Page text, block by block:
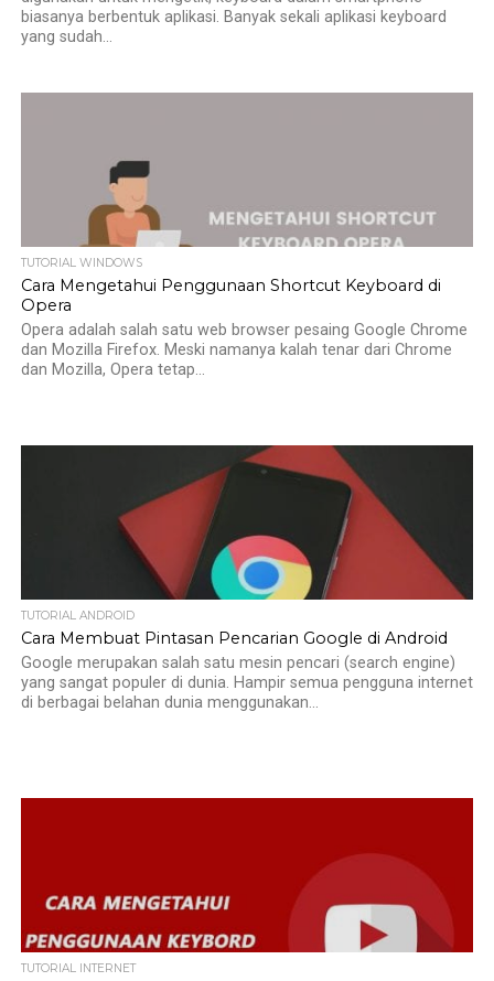
biasanya berbentuk aplikasi. Banyak sekali aplikasi keyboard
yang sudah...
TUTORIAL WINDOWS
Cara Mengetahui Penggunaan Shortcut Keyboard di
Opera
Opera adalah salah satu web browser pesaing Google Chrome
dan Mozilla Firefox. Meski namanya kalah tenar dari Chrome
dan Mozilla, Opera tetap...
TUTORIAL ANDROID
Cara Membuat Pintasan Pencarian Google di Android
Google merupakan salah satu mesin pencari (search engine)
yang sangat populer di dunia. Hampir semua pengguna internet
di berbagai belahan dunia menggunakan...
TUTORIAL INTERNET